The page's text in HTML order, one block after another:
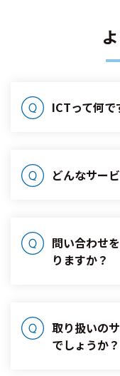
ICTって何で
どんなサー
問い合わせ
りますか？
取り扱いの
でしょうか？